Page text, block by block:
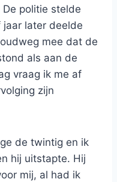
politie stelde
jaar later deelde
mee dat de
als aan de
vraag ik me af
zijn
de twintig en ik
hij uitstapte. Hij
mij, al had ik